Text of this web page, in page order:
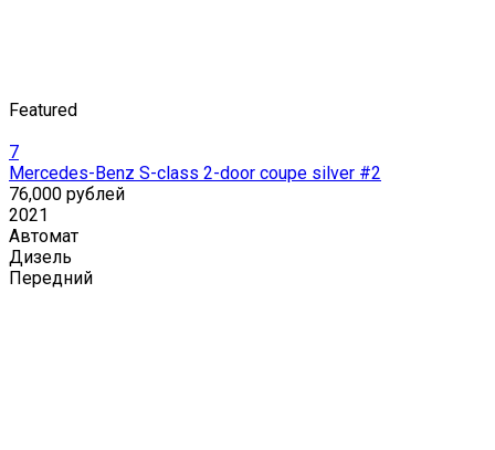
Featured
7
Mercedes-Benz S-class 2-door coupe silver #2
76,000 рублей
2021
Автомат
Дизель
Передний